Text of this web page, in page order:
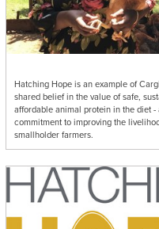
Hatching Hope is an example of
shared belief in the value of safe,
affordable animal protein in the diet -
commitment to improving the
smallholder farmers.